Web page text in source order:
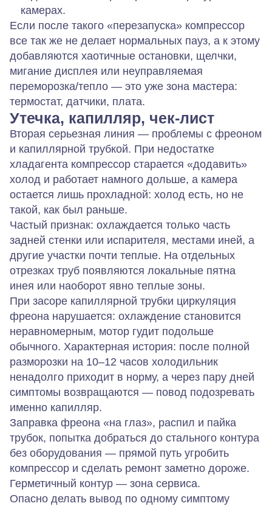
камерах.
Если после такого «перезапуска» компрессор
все так же не делает нормальных пауз, а к этому
добавляются хаотичные остановки, щелчки,
мигание дисплея или неуправляемая
переморозка/тепло — это уже зона мастера:
термостат, датчики, плата.
Утечка, капилляр, чек‑лист
Вторая серьезная линия — проблемы с фреоном
и капиллярной трубкой. При недостатке
хладагента компрессор старается «додавить»
холод и работает намного дольше, а камера
остается лишь прохладной: холод есть, но не
такой, как был раньше.
Частый признак: охлаждается только часть
задней стенки или испарителя, местами иней, а
другие участки почти теплые. На отдельных
отрезках труб появляются локальные пятна
инея или наоборот явно теплые зоны.
При засоре капиллярной трубки циркуляция
фреона нарушается: охлаждение становится
неравномерным, мотор гудит подольше
обычного. Характерная история: после полной
разморозки на 10–12 часов холодильник
ненадолго приходит в норму, а через пару дней
симптомы возвращаются — повод подозревать
именно капилляр.
Заправка фреона «на глаз», распил и пайка
трубок, попытка добраться до стального контура
без оборудования — прямой путь угробить
компрессор и сделать ремонт заметно дороже.
Герметичный контур — зона сервиса.
Опасно делать вывод по одному симптому